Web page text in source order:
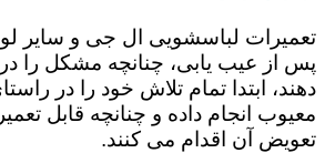
تعمیرات لباسشویی ال جی و سایر
پس از عیب یابی، چنانچه مشکل را
دهند، ابتدا تمام تلاش خود را در
معیوب انجام داده و چنانچه قابل
تعویض آن اقدام می کنند.